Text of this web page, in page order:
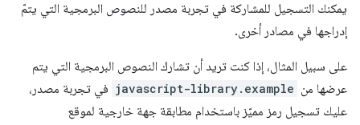
يمكنك التسجيل للمشاركة في تجربة مصدر للنصوص البرمجية التي يتمّ
إدراجها في مصادر أخرى.
على سبيل المثال، إذا كنت تريد أن تشارك النصوص البرمجية التي يتم
عرضها من javascript-library.example في تجربة مصدر،
عليك تسجيل رمز مميّز باستخدام مطابقة جهة خارجية لموقع